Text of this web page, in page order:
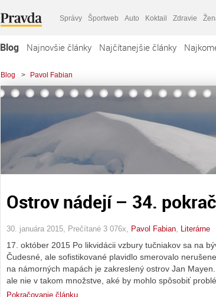
Správy Športweb Auto Koktail Zdravie
Blog Najnovšie články Najčítanejšie články
Blog > Pavol Fabian
Ostrov nádejí – 34.
30. januára 2015, Prečítané 3 076x, Pavol Fabian Literárne
17. október 2015 Po likvidácii vzbury tučniakov sa na
Čudesné, ale sofistikované plavidlo smerovalo
na námorných mapách je zakreslený ostrov Jan
ale nie v takom množstve, aké by mohlo spôsobiť
Pokračovanie článku